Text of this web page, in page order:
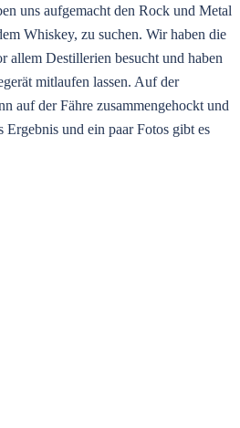
uns aufgemacht den Rock und Metal
Whiskey, zu suchen. Wir haben die
allem Destillerien besucht und haben
mitlaufen lassen. Auf der
auf der Fähre zusammengehockt und
und ein paar Fotos gibt es